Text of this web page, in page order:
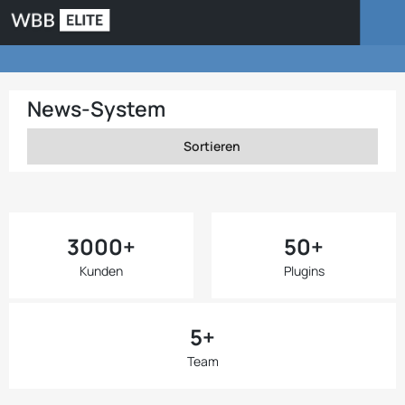
News-System
Sortieren
3000+
Kunden
50+
Plugins
5+
Team